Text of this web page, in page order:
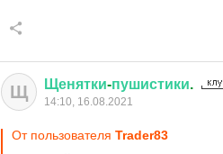
Щ Щенятки-пушистики.
14:10, 16.08.2021
От пользователя Trader83